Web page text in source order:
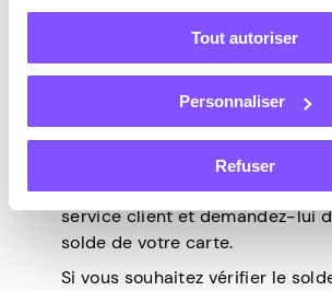
Tout autoriser
Personnaliser
Refuser
solde de votre
cadeau
Vous pouvez vérifier le solde de
carte-cadeau Walmart en ligne
magasin. Pour ce dernier,
service client et demandez-lui
solde de votre carte.
Si vous souhaitez vérifier le